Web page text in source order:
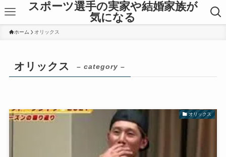
スポーツ選手の実家や結婚家族が
気になる
ホーム オリックス
オリックス – category –
オリックス